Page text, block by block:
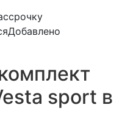
Добавлено
sport в